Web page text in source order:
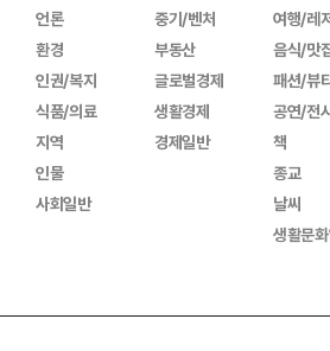
언론
환경
인권/복지
식품/의료
지역
인물
사회일반
중기/벤처
부동산
글로벌경제
생활경제
경제일반
여행/레
음식/맛
패션/뷰
공연/전
책
종교
날씨
생활문